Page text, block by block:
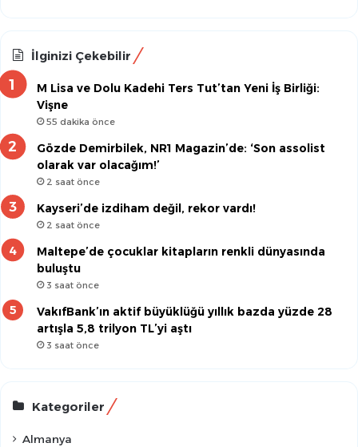
İlginizi Çekebilir
M Lisa ve Dolu Kadehi Ters Tut’tan Yeni İş Birliği:
Vişne
55 dakika önce
Gözde Demirbilek, NR1 Magazin’de: ‘Son assolist
olarak var olacağım!’
2 saat önce
Kayseri’de izdiham değil, rekor vardı!
2 saat önce
Maltepe’de çocuklar kitapların renkli dünyasında
buluştu
3 saat önce
VakıfBank’ın aktif büyüklüğü yıllık bazda yüzde 28
artışla 5,8 trilyon TL’yi aştı
3 saat önce
Kategoriler
Almanya